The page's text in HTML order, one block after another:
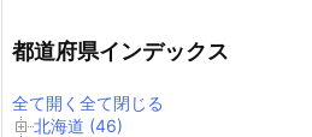
都道府県インデックス
全て開く 全て閉じる
北海道 (46)